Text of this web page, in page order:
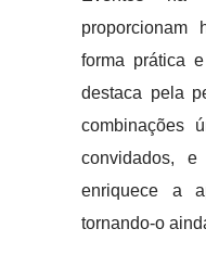
proporcionam
forma prática
destaca pela
combinações
convidados,
enriquece a
tornando-o